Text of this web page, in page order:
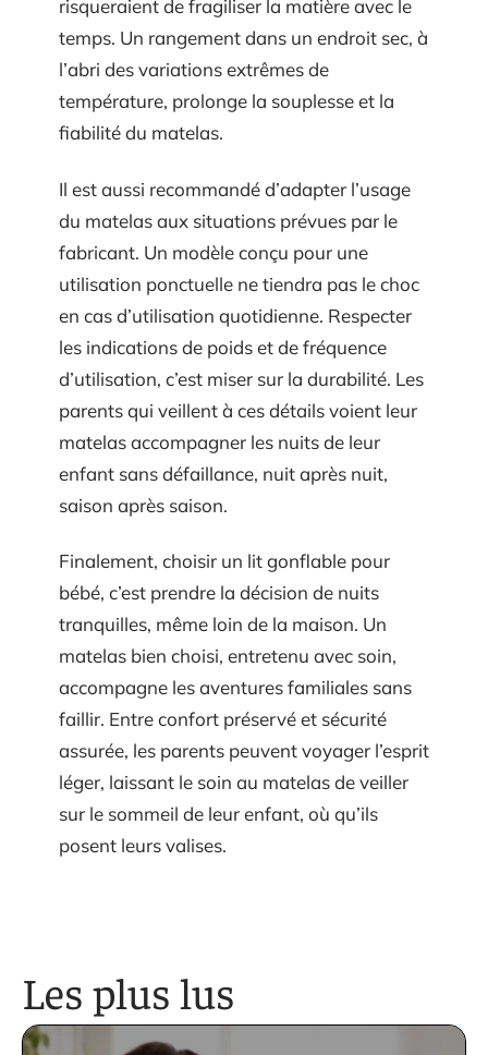
risqueraient de fragiliser la matière avec le
temps. Un rangement dans un endroit sec, à
l’abri des variations extrêmes de
température, prolonge la souplesse et la
fiabilité du matelas.
Il est aussi recommandé d’adapter l’usage
du matelas aux situations prévues par le
fabricant. Un modèle conçu pour une
utilisation ponctuelle ne tiendra pas le choc
en cas d’utilisation quotidienne. Respecter
les indications de poids et de fréquence
d’utilisation, c’est miser sur la durabilité. Les
parents qui veillent à ces détails voient leur
matelas accompagner les nuits de leur
enfant sans défaillance, nuit après nuit,
saison après saison.
Finalement, choisir un lit gonflable pour
bébé, c’est prendre la décision de nuits
tranquilles, même loin de la maison. Un
matelas bien choisi, entretenu avec soin,
accompagne les aventures familiales sans
faillir. Entre confort préservé et sécurité
assurée, les parents peuvent voyager l’esprit
léger, laissant le soin au matelas de veiller
sur le sommeil de leur enfant, où qu’ils
posent leurs valises.
Les plus lus